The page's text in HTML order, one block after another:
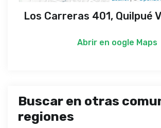
Los Carreras 401, Quilpué
Abrir en oogle Maps
Buscar en otras
regiones